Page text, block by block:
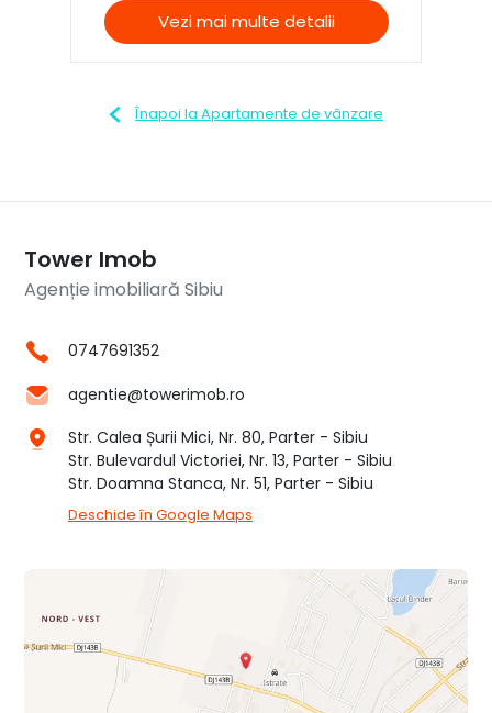
Vezi mai multe detalii
Înapoi la Apartamente de vânzare
Tower Imob
Agenție imobiliară Sibiu
0747691352
agentie@towerimob.ro
Str. Calea Șurii Mici, Nr. 80, Parter - Sibiu
Str. Bulevardul Victoriei, Nr. 13, Parter - Sibiu
Str. Doamna Stanca, Nr. 51, Parter - Sibiu
Deschide în Google Maps